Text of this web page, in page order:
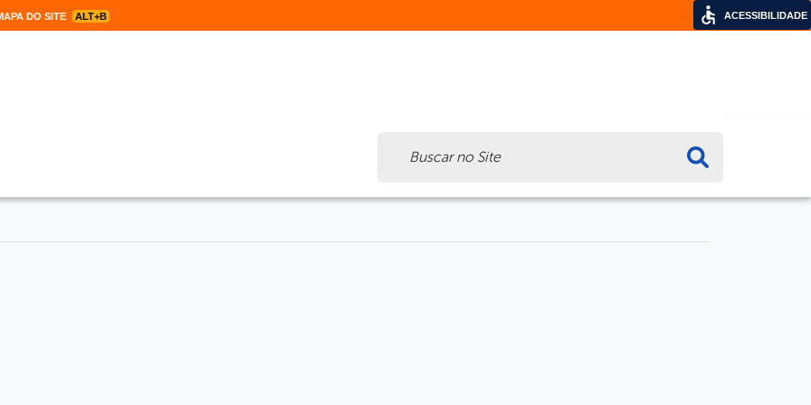
DO SITE ALT+B ACESSIBILIDADE